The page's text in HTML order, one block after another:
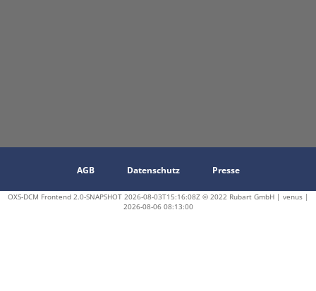
AGB Datenschutz Presse
OXS-DCM Frontend 2.0-SNAPSHOT 2026-08-03T15:16:08Z © 2022 Rubart GmbH | venus |
2026-08-06 08:13:00